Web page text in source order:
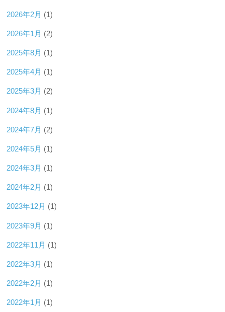
2026年2月 (1)
2026年1月 (2)
2025年8月 (1)
2025年4月 (1)
2025年3月 (2)
2024年8月 (1)
2024年7月 (2)
2024年5月 (1)
2024年3月 (1)
2024年2月 (1)
2023年12月 (1)
2023年9月 (1)
2022年11月 (1)
2022年3月 (1)
2022年2月 (1)
2022年1月 (1)